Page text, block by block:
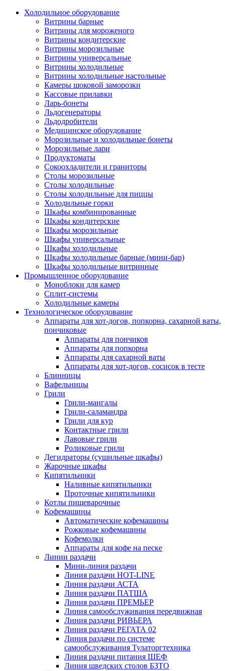
Холодильное оборудование
Витрины барные
Витрины для мороженого
Витрины кондитерские
Витрины морозильные
Витрины универсальные
Витрины холодильные
Витрины холодильные настольные
Камеры шоковой заморозки
Кассовые прилавки
Ларь-бонеты
Льдогенераторы
Льдодробители
Медицинское оборудование
Морозильные и холодильные бонеты
Морозильные лари
Продуктоматы
Сокоохладители и граниторы
Столы морозильные
Столы холодильные
Столы холодильные для пиццы
Холодильные горки
Шкафы комбинированные
Шкафы кондитерские
Шкафы морозильные
Шкафы универсальные
Шкафы холодильные
Шкафы холодильные барные (мини-бар)
Шкафы холодильные витринные
Промышленное оборудование
Моноблоки для камер
Сплит-системы
Холодильные камеры
Технологическое оборудование
Аппараты для хот-догов, попкорна, сахарной ваты,
пончиковые
Аппараты для пончиков
Аппараты для попкорна
Аппараты для сахарной ваты
Аппараты для хот-догов, сосисок в тесте
Блинницы
Вафельницы
Грили
Грили-мангалы
Грили-саламандра
Грили для кур
Контактные грили
Лавовые грили
Роликовые грили
Дегидраторы (сушильные шкафы)
Жарочные шкафы
Кипятильники
Наливные кипятильники
Проточные кипятильники
Котлы пищеварочные
Кофемашины
Автоматические кофемашины
Рожковые кофемашины
Кофемолки
Аппараты для кофе на песке
Линии раздачи
Мини-линия раздачи
Линия раздачи HOT-LINE
Линия раздачи АСТА
Линия раздачи ПАТША
Линия раздачи ПРЕМЬЕР
Линия самообслуживания передвижная
Линия раздачи РИВЬЕРА
Линия раздачи РЕГАТА 02
Линия раздачи по системе
самообслуживания Тулаторгтехника
Линия раздачи питания ШЕФ
Линия шведских столов БЗТО